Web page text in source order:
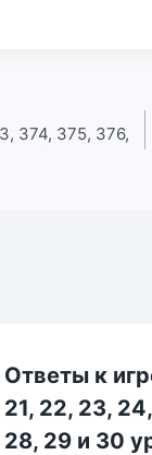
374, 375, 376,
Ответы к
21, 22, 23,
28, 29 и 30